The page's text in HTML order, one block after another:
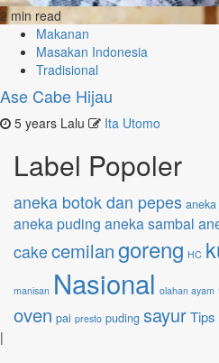
2 min read
Makanan
Masakan Indonesia
Tradisional
Ase Cabe Hijau
5 years Lalu Ita Utomo
Label Popoler
aneka botok dan pepes
aneka puding aneka sambal
cake cemilangoreng HC
manisan Nasional olahan ayam
oven pai presto puding sayurTips
|